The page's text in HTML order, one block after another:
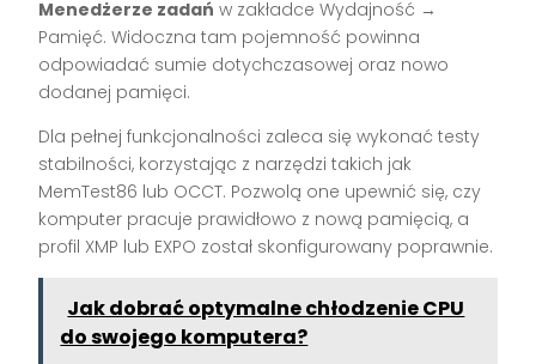
Menedżerze zadań w zakładce Wydajność →
Pamięć. Widoczna tam pojemność powinna
odpowiadać sumie dotychczasowej oraz nowo
dodanej pamięci.
Dla pełnej funkcjonalności zaleca się wykonać testy
stabilności, korzystając z narzędzi takich jak
MemTest86 lub OCCT. Pozwolą one upewnić się, czy
komputer pracuje prawidłowo z nową pamięcią, a
profil XMP lub EXPO został skonfigurowany poprawnie.
Jak dobrać optymalne chłodzenie CPU
do swojego komputera?